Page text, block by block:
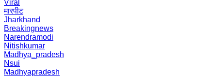
Viral
मारपीट
Jharkhand
Breakingnews
Narendramodi
Nitishkumar
Madhya_pradesh
Nsui
Madhyapradesh